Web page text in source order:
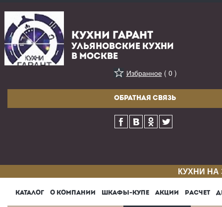
КУХНИ ГАРАНТ
УЛЬЯНОВСКИЕ КУХНИ
В МОСКВЕ
Избранное( 0 )
ОБРАТНАЯ СВЯЗЬ
КУХНИ
КАТАЛОГ О КОМПАНИИ ШКАФЫ-КУПЕ АКЦИИ РАСЧЕТ